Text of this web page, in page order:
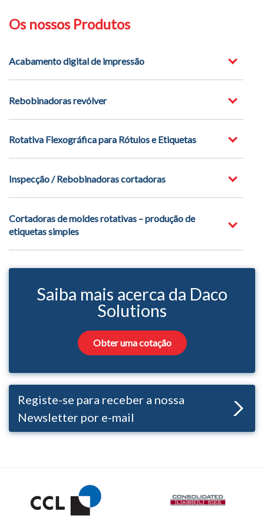
Os nossos Produtos
Acabamento digital de impressão
Rebobinadoras revólver
Rotativa Flexográfica para Rótulos e Etiquetas
Inspecção / Rebobinadoras cortadoras
Cortadoras de moldes rotativas – produção de
etiquetas simples
Saiba mais acerca da Daco
Solutions
Obter uma cotação
Registe-se para receber a nossa
Newsletter por e-mail